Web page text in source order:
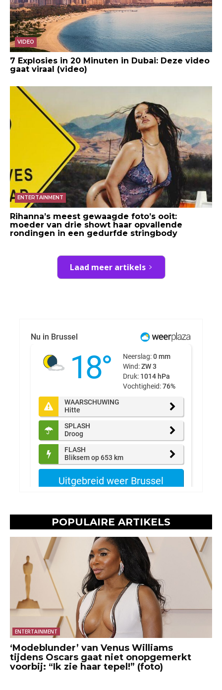
VIDEO
7 Explosies in 20 Minuten in Dubai: Deze video
gaat viraal (video)
ENTERTAINMENT
Rihanna’s meest gewaagde foto’s ooit:
moeder van drie showt haar opvallende
rondingen in een gedurfde stringbody
Laad meer artikels
POPULAIRE ARTIKELS
ENTERTAINMENT
‘Modeblunder’ van Venus Williams
tijdens Oscars gaat niet onopgemerkt
voorbij: “Ik zie haar tepel!” (foto)